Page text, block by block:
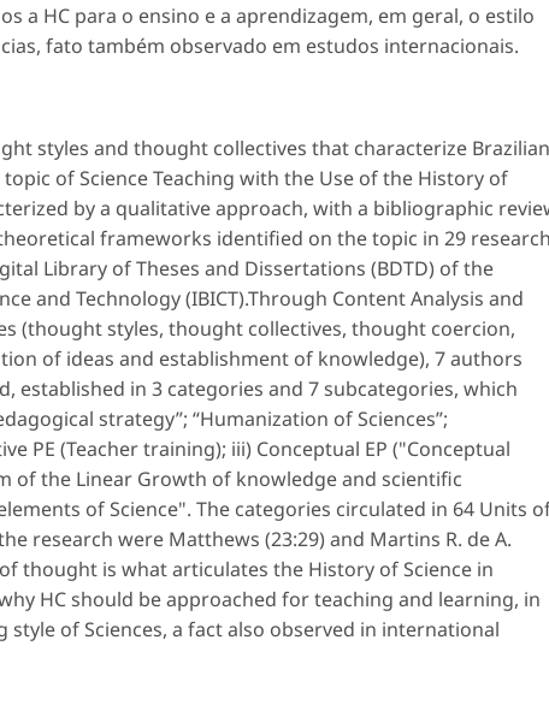
a HC para o ensino e a aprendizagem, em geral, o estilo
fato também observado em estudos internacionais.
styles and thought collectives that characterize Brazilian
of Science Teaching with the Use of the History of
by a qualitative approach, with a bibliographic
frameworks identified on the topic in 29
Library of Theses and Dissertations (BDTD) of the
and Technology (IBICT).Through Content Analysis and
(thought styles, thought collectives, thought coercion,
of ideas and establishment of knowledge), 7 authors
established in 3 categories and 7 subcategories, which
strategy”; “Humanization of Sciences”;
PE (Teacher training); iii) Conceptual EP ("Conceptual
of the Linear Growth of knowledge and scientific
of Science". The categories circulated in 64 Units
research were Matthews (23:29) and Martins R. de A.
thought is what articulates the History of Science in
HC should be approached for teaching and learning, in
of Sciences, a fact also observed in international